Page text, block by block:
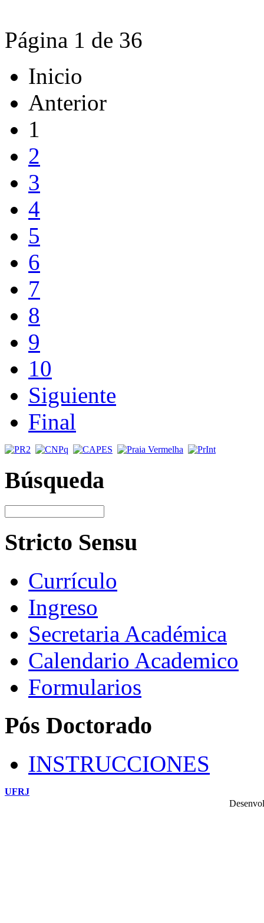
Página 1 de 36
Inicio
Anterior
1
2
3
4
5
6
7
8
9
10
Siguiente
Final
Búsqueda
Stricto Sensu
Currículo
Ingreso
Secretaria Académica
Calendario Academico
Formularios
Pós Doctorado
INSTRUCCIONES
UFRJ